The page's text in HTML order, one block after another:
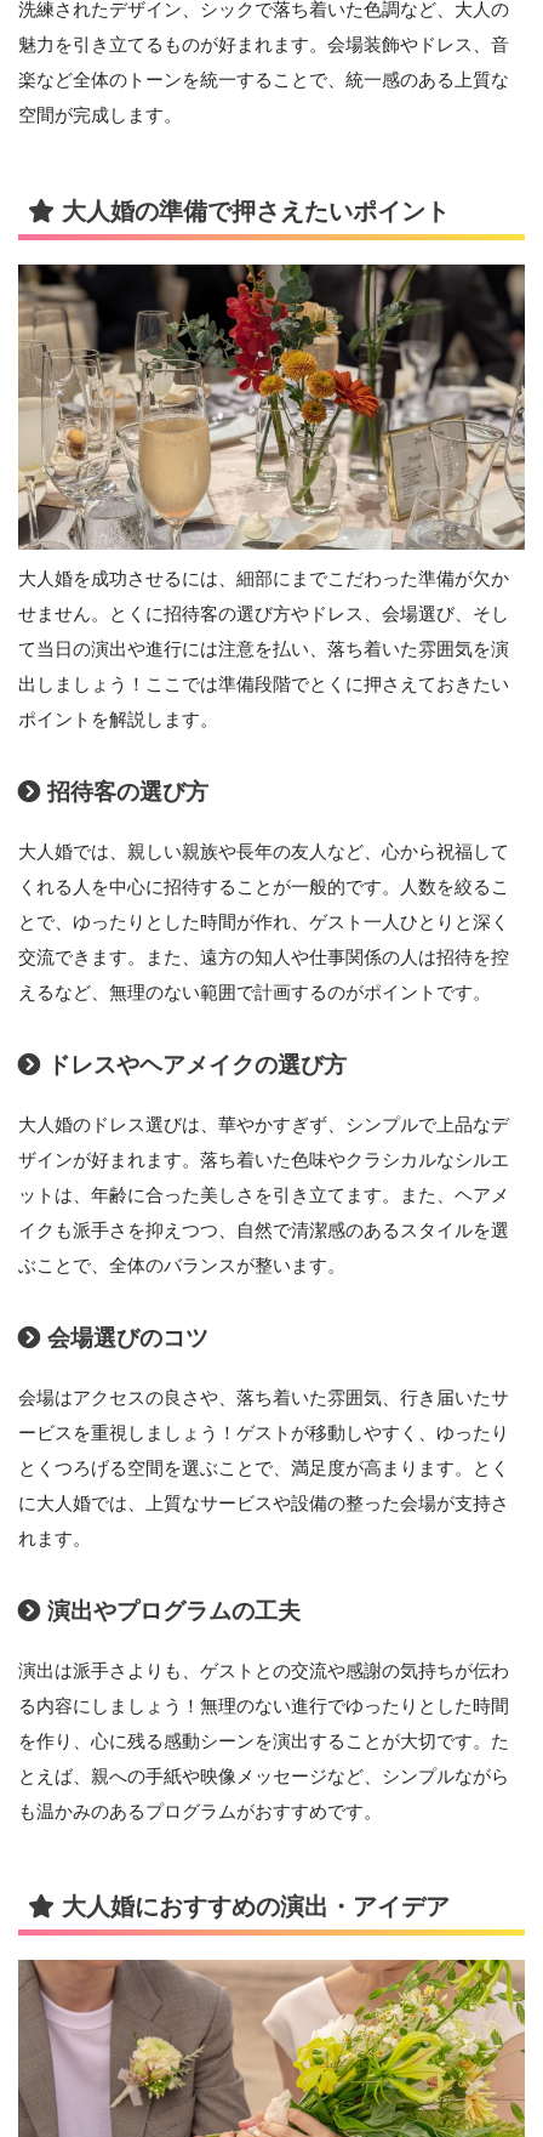
洗練されたデザイン、シックで落ち着いた色調など、大人の
魅力を引き立てるものが好まれます。会場装飾やドレス、音
楽など全体のトーンを統一することで、統一感のある上質な
空間が完成します。
大人婚の準備で押さえたいポイント
大人婚を成功させるには、細部にまでこだわった準備が欠か
せません。とくに招待客の選び方やドレス、会場選び、そし
て当日の演出や進行には注意を払い、落ち着いた雰囲気を演
出しましょう！ここでは準備段階でとくに押さえておきたい
ポイントを解説します。
招待客の選び方
大人婚では、親しい親族や長年の友人など、心から祝福して
くれる人を中心に招待することが一般的です。人数を絞るこ
とで、ゆったりとした時間が作れ、ゲスト一人ひとりと深く
交流できます。また、遠方の知人や仕事関係の人は招待を控
えるなど、無理のない範囲で計画するのがポイントです。
ドレスやヘアメイクの選び方
大人婚のドレス選びは、華やかすぎず、シンプルで上品なデ
ザインが好まれます。落ち着いた色味やクラシカルなシルエ
ットは、年齢に合った美しさを引き立てます。また、ヘアメ
イクも派手さを抑えつつ、自然で清潔感のあるスタイルを選
ぶことで、全体のバランスが整います。
会場選びのコツ
会場はアクセスの良さや、落ち着いた雰囲気、行き届いたサ
ービスを重視しましょう！ゲストが移動しやすく、ゆったり
とくつろげる空間を選ぶことで、満足度が高まります。とく
に大人婚では、上質なサービスや設備の整った会場が支持さ
れます。
演出やプログラムの工夫
演出は派手さよりも、ゲストとの交流や感謝の気持ちが伝わ
る内容にしましょう！無理のない進行でゆったりとした時間
を作り、心に残る感動シーンを演出することが大切です。た
とえば、親への手紙や映像メッセージなど、シンプルながら
も温かみのあるプログラムがおすすめです。
大人婚におすすめの演出・アイデア